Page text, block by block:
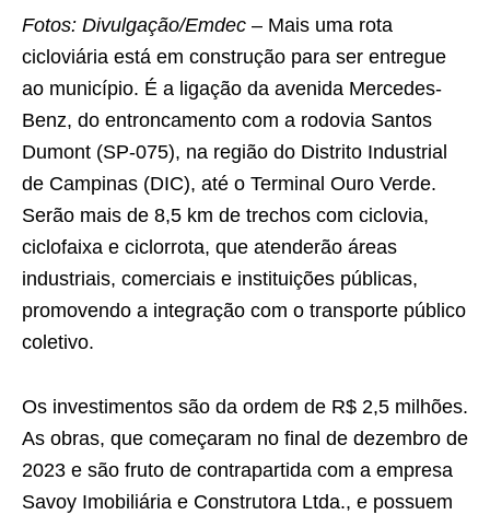
Fotos: Divulgação/Emdec – Mais uma rota
cicloviária está em construção para ser entregue
ao município. É a ligação da avenida Mercedes-
Benz, do entroncamento com a rodovia Santos
Dumont (SP-075), na região do Distrito Industrial
de Campinas (DIC), até o Terminal Ouro Verde.
Serão mais de 8,5 km de trechos com ciclovia,
ciclofaixa e ciclorrota, que atenderão áreas
industriais, comerciais e instituições públicas,
promovendo a integração com o transporte público
coletivo.
Os investimentos são da ordem de R$ 2,5 milhões.
As obras, que começaram no final de dezembro de
2023 e são fruto de contrapartida com a empresa
Savoy Imobiliária e Construtora Ltda., e possuem